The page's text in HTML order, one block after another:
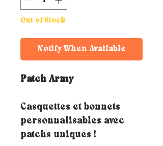
Out of Stock
Notify When Available
Patch Army
Casquettes et bonnets
personnalisables avec
patchs uniques !